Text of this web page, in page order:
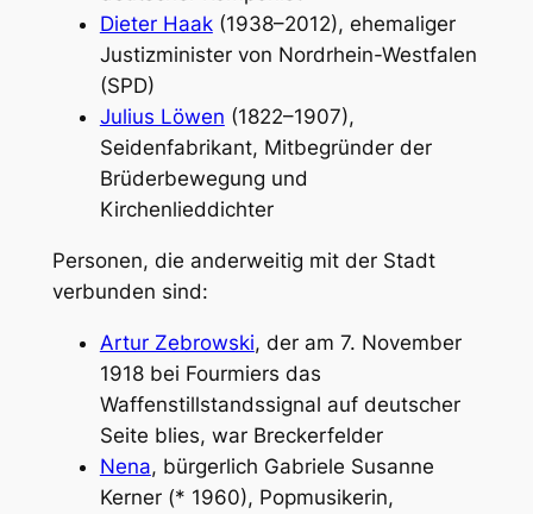
Dieter Haak(1938–2012), ehemaliger
Justizminister von Nordrhein-Westfalen
(SPD)
Julius Löwen (1822–1907),
Seidenfabrikant, Mitbegründer der
Brüderbewegung und
Kirchenlieddichter
Personen, die anderweitig mit der Stadt
verbunden sind:
Artur Zebrowski, der am 7. November
1918 bei Fourmiers das
Waffenstillstandssignal auf deutscher
Seite blies, war Breckerfelder
Nena, bürgerlich Gabriele Susanne
Kerner (* 1960), Popmusikerin,